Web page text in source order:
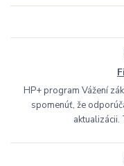
HP+ program Vážení
spomenúť, že